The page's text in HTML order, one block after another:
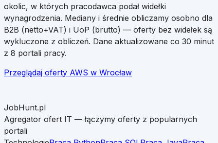
okolic, w których pracodawca podał widełki
wynagrodzenia. Mediany i średnie obliczamy osobno dla
B2B (netto+VAT) i UoP (brutto) — oferty bez widełek są
wykluczone z obliczeń. Dane aktualizowane co 30 minut
z 8 portali pracy.
Przeglądaj oferty AWS w Wrocław
JobHunt.pl
Agregator ofert IT — łączymy oferty z popularnych
portali